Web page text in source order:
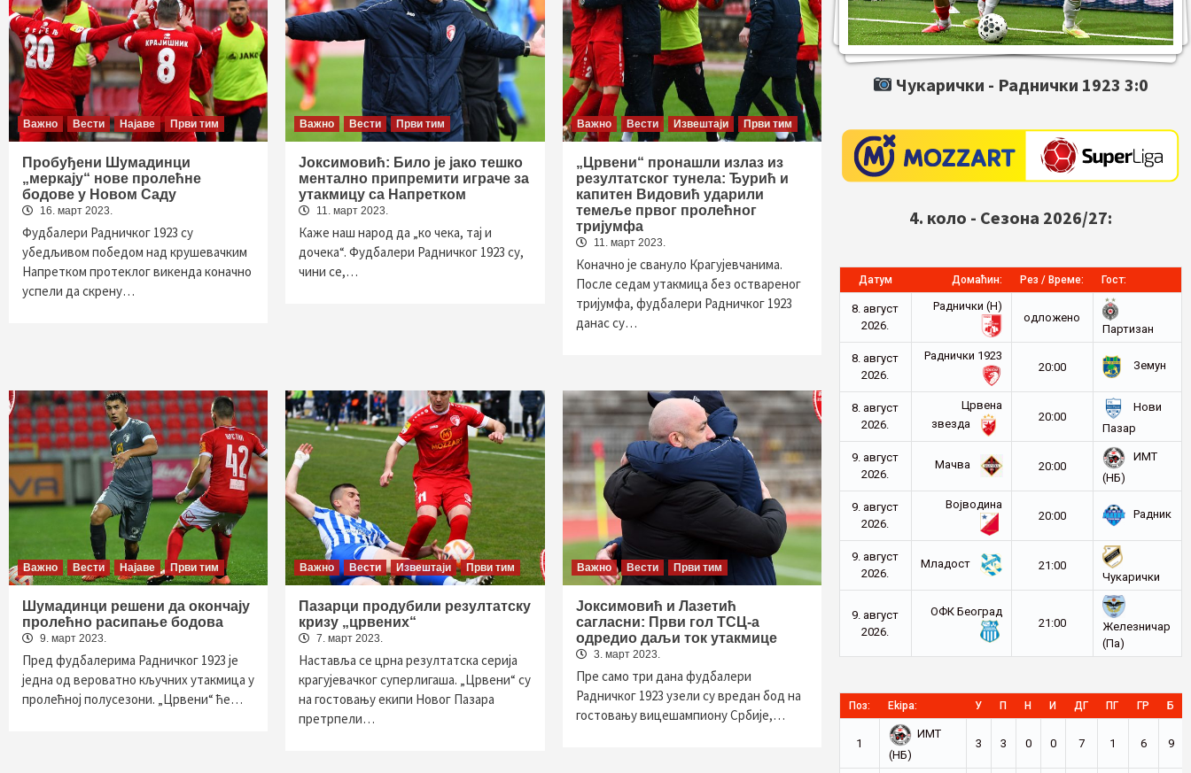
Важно Вести Најаве Први тим
Пробуђени Шумадинци
„меркају“ нове пролећне
бодове у Новом Саду
16. март 2023.
Фудбалери Радничког 1923 су
убедљивом победом над крушевачким
Напретком протеклог викенда коначно
успели да скрену…
Важно Вести Први тим
Јоксимовић: Било је јако тешко
ментално припремити играче за
утакмицу са Напретком
11. март 2023.
Каже наш народ да „ко чека, тај и
дочека“. Фудбалери Радничког 1923 су,
чини се,…
Важно Вести Извештаји Први тим
„Црвени“ пронашли излаз из
резултатског тунела: Ђурић и
капитен Видовић ударили
темеље првог пролећног
тријумфа
11. март 2023.
Коначно је свануло Крагујевчанима.
После седам утакмица без оствареног
тријумфа, фудбалери Радничког 1923
данас су…
Важно Вести Најаве Први тим
Шумадинци решени да окончају
пролећно расипање бодова
9. март 2023.
Пред фудбалерима Радничког 1923 је
једна од вероватно кључних утакмица у
пролећној полусезони. „Црвени“ ће…
Важно Вести Извештаји Први тим
Пазарци продубили резултатску
кризу „црвених“
7. март 2023.
Наставља се црна резултатска серија
крагујевачког суперлигаша. „Црвени“ су
на гостовању екипи Новог Пазара
претрпели…
Важно Вести Први тим
Јоксимовић и Лазетић
сагласни: Први гол ТСЦ-а
одредио даљи ток утакмице
3. март 2023.
Пре само три дана фудбалери
Радничког 1923 узели су вредан бод на
гостовању вицешампиону Србије,…
Чукарички - Раднички 1923 3:0
4. коло - Сезона 2026/27:
Датум Домаћин: Рез / Време: Гост:
8. август
2026.
Раднички (Н)
oдложено
Партизан
8. август
2026.
Раднички 1923
20:00
Земун
8. август
2026.
Црвена
звезда
20:00
Нови
Пазар
9. август
2026.
Мачва 20:00
ИМТ
(НБ)
9. август
2026.
Војводина
20:00
Радник
9. август
2026.
Младост
21:00
Чукарички
9. август
2026.
ОФК Београд
21:00
Железничар
(Па)
Поз: Ekipa: У П Н И ДГ ПГ ГР Б
1
ИМТ
(НБ)
3 3 0 0 7 1 6 9